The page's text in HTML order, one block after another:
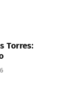
Torres: